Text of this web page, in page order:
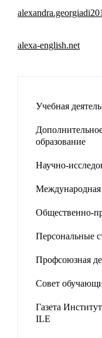
alexa-english.net
Учебная
образование
Научно-
Международная
Общественно-
Персональные
Профсоюзная
Совет
Газета
ILE